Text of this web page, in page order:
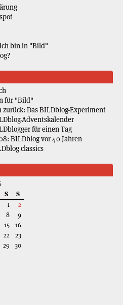
bin in "Bild"
für "Bild"
Das BILDblog-Experiment
Adventskalender
für einen Tag
BILDblog vor 40 Jahren
classics
S
S
1
2
8
9
15
16
22
23
29 30